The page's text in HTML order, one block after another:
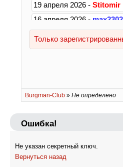
Burgman-Club » Не определено
Ошибка!
Не указан секретный ключ.
Вернуться назад